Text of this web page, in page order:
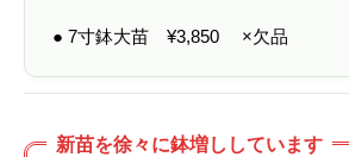
● 7寸鉢大苗 ¥3,850 ×欠品
新苗を徐々に鉢増ししています